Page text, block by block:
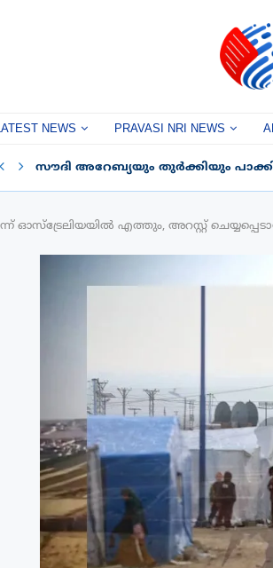
NEWS PRAVASI NRI NEWS
സൗദി അറേബ്യയും തുർക്കിയും
എത്തും, അറസ്റ്റ്